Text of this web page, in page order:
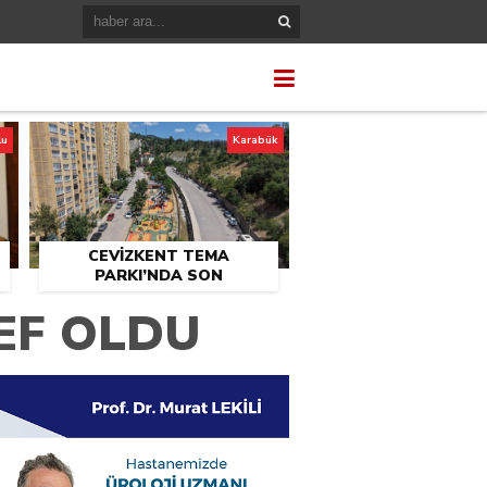
CEVİZKENT TEMA
PARKI’NDA SON
Karabük
OLDU